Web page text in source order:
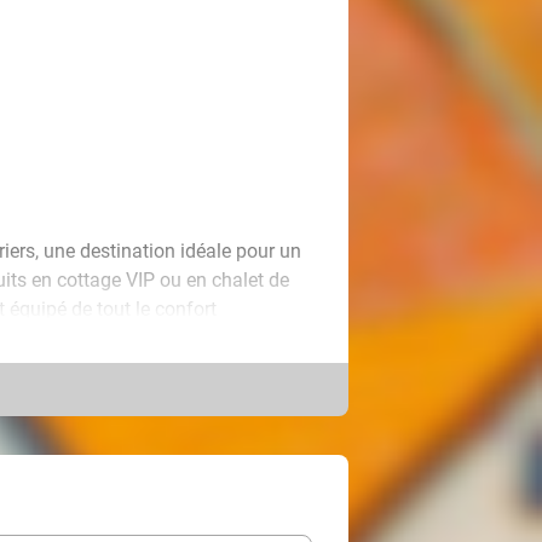
une destination idéale pour un
en cottage VIP ou en chalet de
équipé de tout le confort
des moments conviviaux
le village de vacances